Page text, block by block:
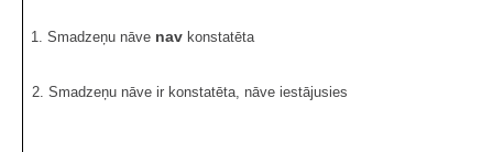
1. Smadzeņu nāve nav konstatēta
2. Smadzeņu nāve ir konstatēta, nāve iestājusies